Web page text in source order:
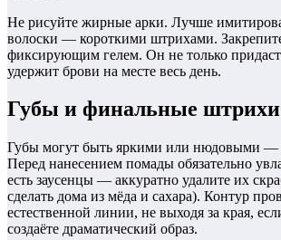
Не рисуйте жирные арки. Лучше
волоски — короткими штрихами. Закрепите
фиксирующим гелем. Он не только
удержит брови на месте весь день.
Губы и финальные штрихи
Губы могут быть яркими или нюдовыми —
Перед нанесением помады обязательно
есть заусенцы — аккуратно удалите их
сделать дома из мёда и сахара). Контур
естественной линии, не выходя за края,
создаёте драматический образ.